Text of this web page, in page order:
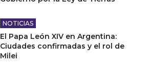
NOTICIAS
El Papa León XIV en Argentina:
Ciudades confirmadas y el rol de
Milei